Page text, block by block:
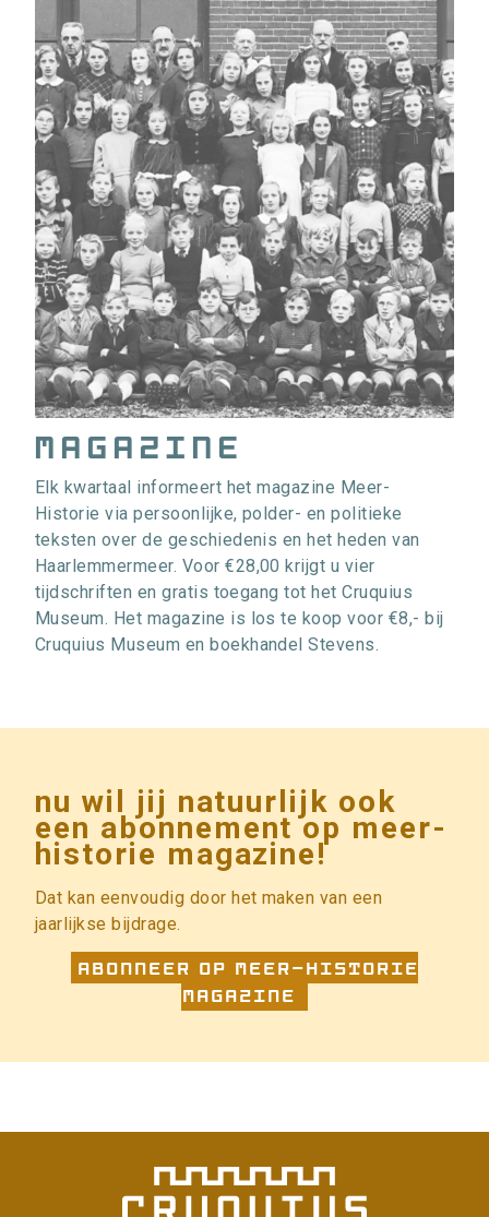
Magazine
Elk kwartaal informeert het magazine Meer-
Historie via persoonlijke, polder- en politieke
teksten over de geschiedenis en het heden van
Haarlemmermeer. Voor €28,00 krijgt u vier
tijdschriften en gratis toegang tot het Cruquius
Museum. Het magazine is los te koop voor €8,- bij
Cruquius Museum en boekhandel Stevens.
nu wil jij natuurlijk ook
een abonnement op meer-
historie magazine!
Dat kan eenvoudig door het maken van een
jaarlijkse bijdrage.
Abonneer op Meer-Historie
Magazine